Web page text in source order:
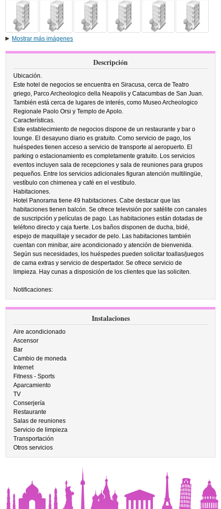
Mostrar más imágenes
Descripción
Ubicación.
Este hotel de negocios se encuentra en Siracusa, cerca de Teatro
griego, Parco Archeologico della Neapolis y Catacumbas de San Juan.
También está cerca de lugares de interés, como Museo Archeologico
Regionale Paolo Orsi y Templo de Apolo.
Características.
Este establecimiento de negocios dispone de un restaurante y bar o
lounge. El desayuno diario es gratuito. Como servicio de pago, los
huéspedes tienen acceso a servicio de transporte al aeropuerto. El
parking o estacionamiento es completamente gratuito. Los servicios
eventos incluyen sala de recepciones y sala de reuniones para grupos
pequeños. Entre los servicios adicionales figuran atención multilingüe,
vestíbulo con chimenea y café en el vestíbulo.
Habitaciones.
Hotel Panorama tiene 49 habitaciones. Cabe destacar que las
habitaciones tienen balcón. Se ofrece televisión por satélite con canales
de suscripción y películas de pago. Las habitaciones están dotadas de
teléfono directo y caja fuerte. Los baños disponen de ducha, bidé,
espejo de maquillaje y secador de pelo. Las habitaciones también
cuentan con minibar, aire acondicionado y atención de bienvenida.
Según sus necesidades, los huéspedes pueden solicitar toallas/juegos
de cama extras y servicio de despertador. Se ofrece servicio de
limpieza. Hay cunas a disposición de los clientes que las soliciten.
Notificaciones:
Instalaciones
Aire acondicionado
Ascensor
Bar
Cambio de moneda
Internet
Fitness - Sports
Aparcamiento
TV
Conserjería
Restaurante
Salas de reuniones
Servicio de limpieza
Transportación
Otros servicios